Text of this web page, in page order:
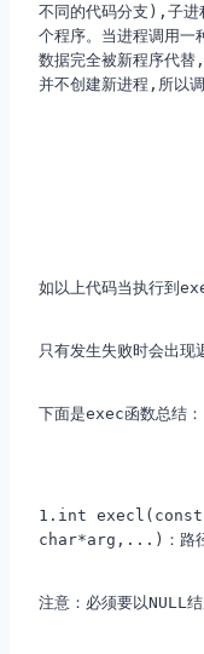
不同的代码分⽀),⼦
个程序。当进程调⽤
数据完全被新程序代
并不创建新进程,所以
如以上代码当执行到
只有发生失败时会出
下面是exec函数总结：
1.int
char*arg,...)：路径
注意：必须要以NULL